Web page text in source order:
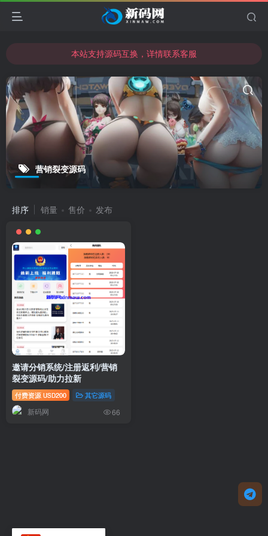
本站支持源码互换，详情联系客服
本站支持源码互换，详情联系客服
营销裂变源码
排序 销量 售价 发布
邀请分销系统/注册返利/营销
裂变源码/助力拉新
付费资源 USD200 其它源码
新码网 66